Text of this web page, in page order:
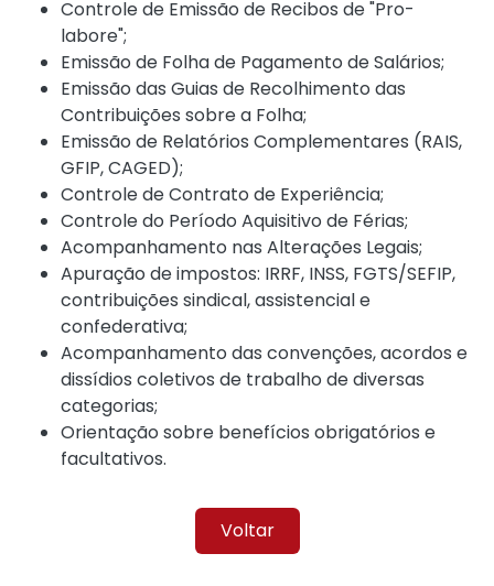
Controle de Emissão de Recibos de "Pro-
labore";
Emissão de Folha de Pagamento de Salários;
Emissão das Guias de Recolhimento das
Contribuições sobre a Folha;
Emissão de Relatórios Complementares (RAIS,
GFIP, CAGED);
Controle de Contrato de Experiência;
Controle do Período Aquisitivo de Férias;
Acompanhamento nas Alterações Legais;
Apuração de impostos: IRRF, INSS, FGTS/SEFIP,
contribuições sindical, assistencial e
confederativa;
Acompanhamento das convenções, acordos e
dissídios coletivos de trabalho de diversas
categorias;
Orientação sobre benefícios obrigatórios e
facultativos.
Voltar